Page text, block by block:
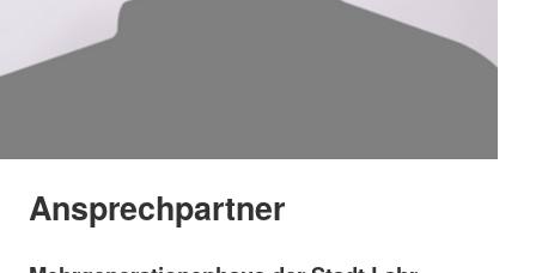
Ansprechpartner